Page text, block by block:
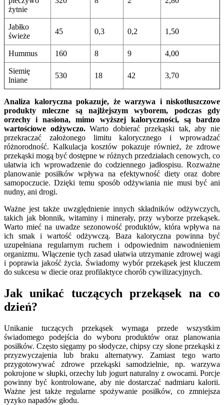
żytnie
Jabłko
świeże
45 0,3 0,2 1,50
Hummus 160 8 9 4,00
Siemię
lniane
530 18 42 3,70
Analiza kaloryczna pokazuje, że warzywa i niskotłuszczowe
produkty mleczne są najlżejszym wyborem, podczas gdy
orzechy i nasiona, mimo wyższej kaloryczności, są bardzo
wartościowe odżywczo.Warto dobierać przekąski tak, aby nie
przekraczać założonego limitu kalorycznego i wprowadzać
różnorodność. Kalkulacja kosztów pokazuje również, że zdrowe
przekąski mogą być dostępne w różnych przedziałach cenowych, co
ułatwia ich wprowadzenie do codziennego jadłospisu. Rozważne
planowanie posiłków wpływa na efektywność diety oraz dobre
samopoczucie. Dzięki temu sposób odżywiania nie musi być ani
nudny, ani drogi.
Ważne jest także uwzględnienie innych składników odżywczych,
takich jak błonnik, witaminy i minerały, przy wyborze przekąsek.
Warto mieć na uwadze sezonowość produktów, która wpływa na
ich smak i wartość odżywczą. Baza kaloryczna powinna być
uzupełniana regularnym ruchem i odpowiednim nawodnieniem
organizmu. Włączenie tych zasad ułatwia utrzymanie zdrowej wagi
i poprawia jakość życia. Świadomy wybór przekąsek jest kluczem
do sukcesu w diecie oraz profilaktyce chorób cywilizacyjnych.
Jak unikać tuczących przekąsek na co
dzień?
Unikanie tuczących przekąsek wymaga przede wszystkim
świadomego podejścia do wyboru produktów oraz planowania
posiłków. Często sięgamy po słodycze, chipsy czy słone przekąski z
przyzwyczajenia lub braku alternatywy. Zamiast tego warto
przygotowywać zdrowe przekąski samodzielnie, np. warzywa
pokrojone w słupki, orzechy lub jogurt naturalny z owocami. Porcje
powinny być kontrolowane, aby nie dostarczać nadmiaru kalorii.
Ważne jest także regularne spożywanie posiłków, co zmniejsza
ryzyko napadów głodu.